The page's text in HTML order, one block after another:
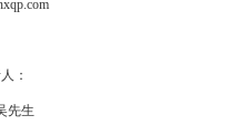
：
先生